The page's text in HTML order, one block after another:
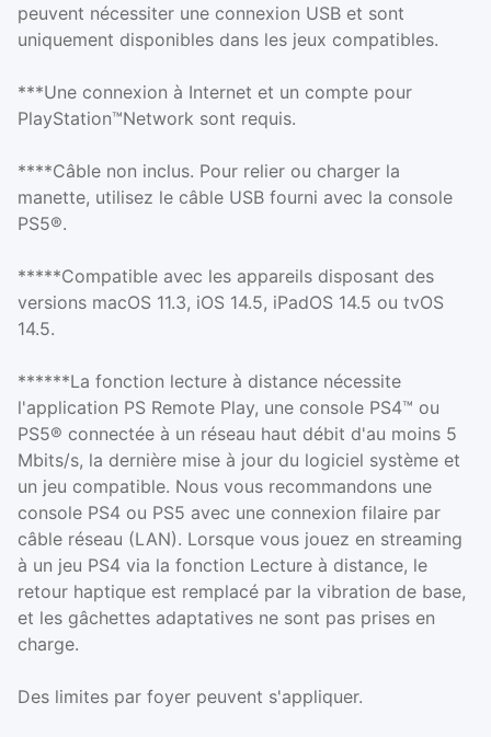
peuvent nécessiter une connexion USB et sont
uniquement disponibles dans les jeux compatibles.
***Une connexion à Internet et un compte pour
PlayStation™Network sont requis.
****Câble non inclus. Pour relier ou charger la
manette, utilisez le câble USB fourni avec la console
PS5®.
*****Compatible avec les appareils disposant des
versions macOS 11.3, iOS 14.5, iPadOS 14.5 ou tvOS
14.5.
******La fonction lecture à distance nécessite
l'application PS Remote Play, une console PS4™ ou
PS5® connectée à un réseau haut débit d'au moins 5
Mbits/s, la dernière mise à jour du logiciel système et
un jeu compatible. Nous vous recommandons une
console PS4 ou PS5 avec une connexion filaire par
câble réseau (LAN). Lorsque vous jouez en streaming
à un jeu PS4 via la fonction Lecture à distance, le
retour haptique est remplacé par la vibration de base,
et les gâchettes adaptatives ne sont pas prises en
charge.
Des limites par foyer peuvent s'appliquer.